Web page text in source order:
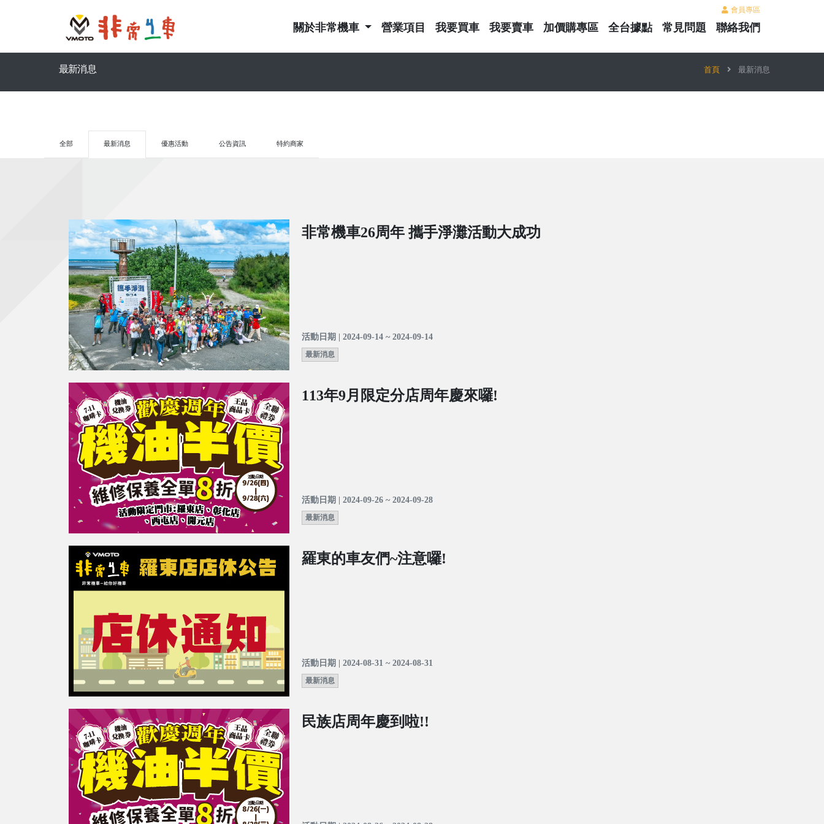
會員專區
關於非常機車 營業項目 我要買車 我要賣車 加價購專區 全台據點 常見問題 聯絡我們
最新消息 首頁 最新消息
全部 最新消息 優惠活動 公告資訊 特約商家
非常機車26周年 攜手淨灘活動大成功
活動日期 | 2024-09-14 ~ 2024-09-14
最新消息
113年9月限定分店周年慶來囉!
活動日期 | 2024-09-26 ~ 2024-09-28
最新消息
羅東的車友們~注意囉!
活動日期 | 2024-08-31 ~ 2024-08-31
最新消息
民族店周年慶到啦!!